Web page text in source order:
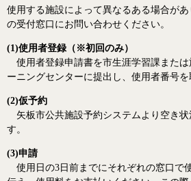
使用する施設によって異なるある場合が
の受付窓口にお問い合わせください。
(1)使用者登録（※初回のみ）
使用者登録申請書を市生涯学習課または
ーニングセンターに提出し、使用者番号を
(2)仮予約
矢板市公共施設予約システムより空き状
す。
(3)申請
使用日の3日前までにそれぞれの窓口で